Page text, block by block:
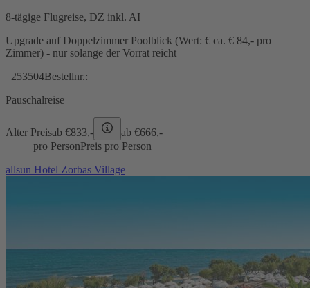
8-tägige Flugreise, DZ inkl. AI
Upgrade auf Doppelzimmer Poolblick (Wert: € ca. € 84,- pro
Zimmer) - nur solange der Vorrat reicht
253504Bestellnr.:
Pauschalreise
Alter Preisab €833,- ab €666,-
pro PersonPreis pro Person
allsun Hotel Zorbas Village